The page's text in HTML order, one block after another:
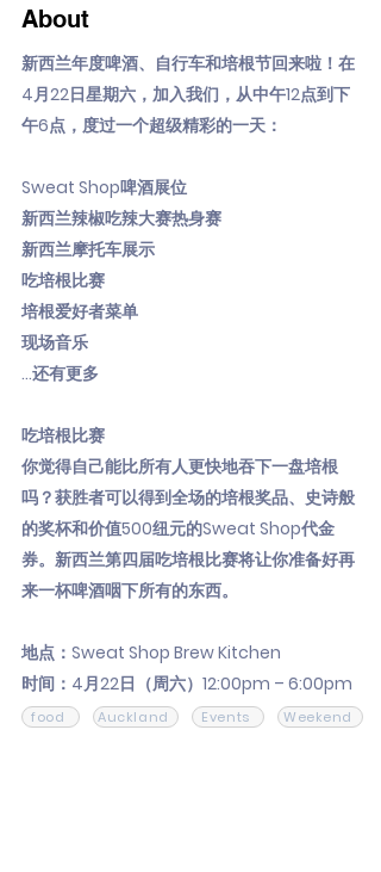
About
新西兰年度啤酒、自行车和培根节回来啦！在
4月22日星期六，加入我们，从中午12点到下
午6点，度过一个超级精彩的一天：
Sweat Shop啤酒展位
新西兰辣椒吃辣大赛热身赛
新西兰摩托车展示
吃培根比赛
培根爱好者菜单
现场音乐
...还有更多
吃培根比赛
你觉得自己能比所有人更快地吞下一盘培根
吗？获胜者可以得到全场的培根奖品、史诗般
的奖杯和价值500纽元的Sweat Shop代金
券。新西兰第四届吃培根比赛将让你准备好再
来一杯啤酒咽下所有的东西。
地点：Sweat Shop Brew Kitchen
时间：4月22日（周六）12:00pm – 6:00pm
food Auckland Events Weekend